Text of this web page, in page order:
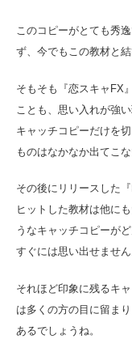
このコピーがとても秀
ず、今でもこの教材と
そもそも『恋スキャFX
ことも、思い入れが強
キャッチコピーだけを
ものはなかなか出てこ
その後にリリースした
ヒットした教材は他に
うなキャッチコピーが
すぐには思い出せません
それほど印象に残るキ
は多くの方の目に留ま
あるでしょうね。